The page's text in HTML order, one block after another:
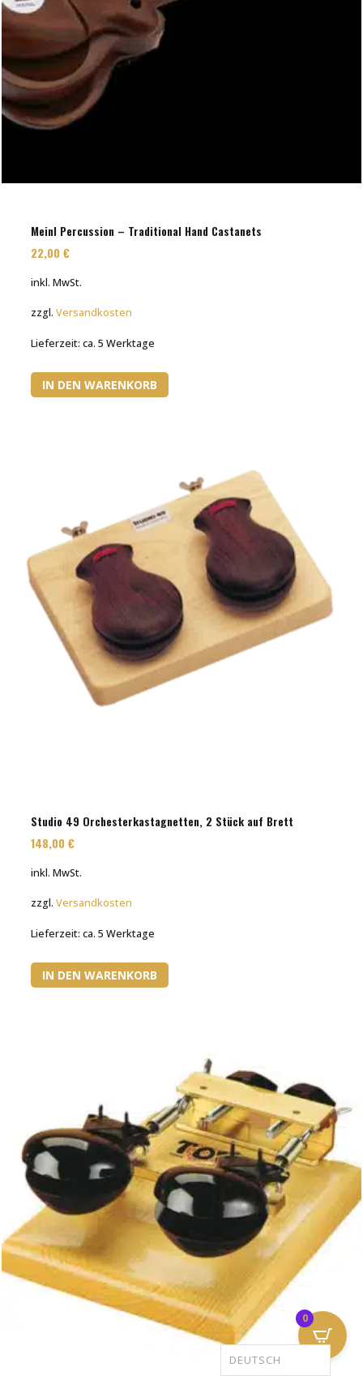
Meinl Percussion – Traditional Hand Castanets
22,00€
inkl. MwSt.
zzgl.Versandkosten
Lieferzeit:ca. 5 Werktage
IN DEN WARENKORB
Studio 49 Orchesterkastagnetten, 2 Stück auf Brett
148,00€
inkl. MwSt.
zzgl.Versandkosten
Lieferzeit:ca. 5 Werktage
IN DEN WARENKORB
0
DEUTSCH